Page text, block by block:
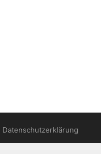
Datenschutzerklärung